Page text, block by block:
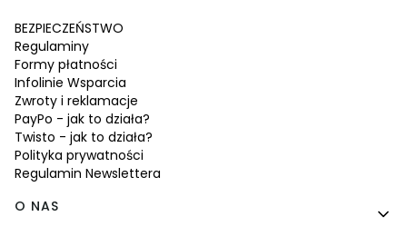
BEZPIECZEŃSTWO
Regulaminy
Formy płatności
Infolinie Wsparcia
Zwroty i reklamacje
PayPo - jak to działa?
Twisto - jak to działa?
Polityka prywatności
Regulamin Newslettera
O NAS